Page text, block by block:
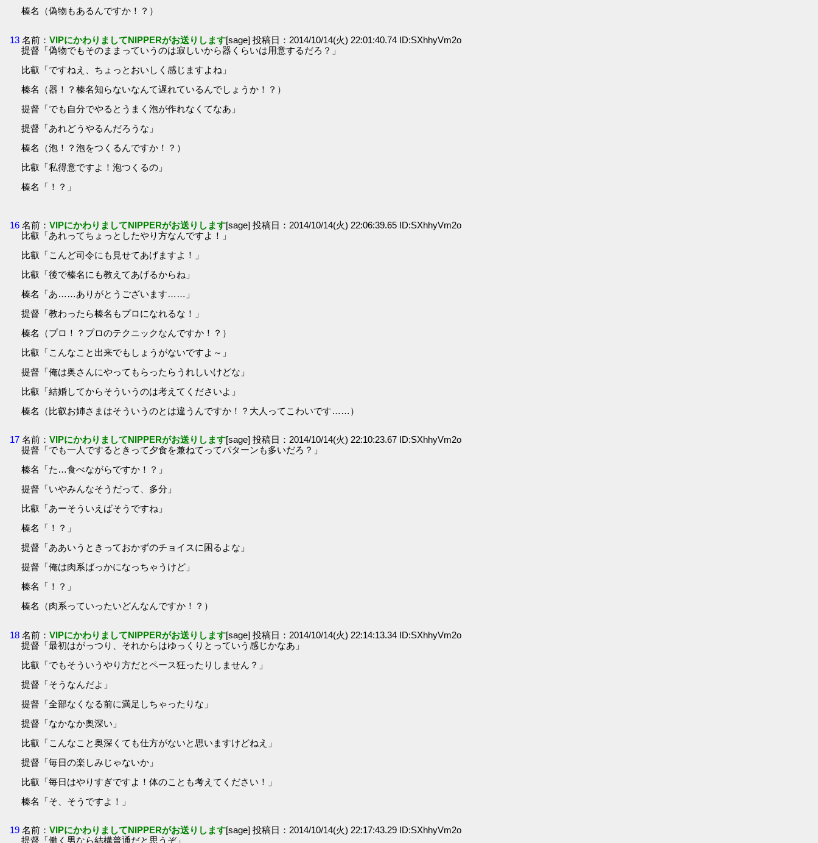
榛名（偽物もあるんですか！？）
13 名前：VIPにかわりましてNIPPERがお送りします[sage] 投稿日：2014/10/14(火) 22:01:40.74 ID:SXhhyVm2o
提督「偽物でもそのままっていうのは寂しいから器くらいは用意するだろ？」
比叡「ですねえ、ちょっとおいしく感じますよね」
榛名（器！？榛名知らないなんて遅れているんでしょうか！？）
提督「でも自分でやるとうまく泡が作れなくてなあ」
提督「あれどうやるんだろうな」
榛名（泡！？泡をつくるんですか！？）
比叡「私得意ですよ！泡つくるの」
榛名「！？」
16 名前：VIPにかわりましてNIPPERがお送りします[sage] 投稿日：2014/10/14(火) 22:06:39.65 ID:SXhhyVm2o
比叡「あれってちょっとしたやり方なんですよ！」
比叡「こんど司令にも見せてあげますよ！」
比叡「後で榛名にも教えてあげるからね」
榛名「あ……ありがとうございます……」
提督「教わったら榛名もプロになれるな！」
榛名（プロ！？プロのテクニックなんですか！？）
比叡「こんなこと出来でもしょうがないですよ～」
提督「俺は奥さんにやってもらったらうれしいけどな」
比叡「結婚してからそういうのは考えてくださいよ」
榛名（比叡お姉さまはそういうのとは違うんですか！？大人ってこわいです……）
17 名前：VIPにかわりましてNIPPERがお送りします[sage] 投稿日：2014/10/14(火) 22:10:23.67 ID:SXhhyVm2o
提督「でも一人でするときって夕食を兼ねてってパターンも多いだろ？」
榛名「た…食べながらですか！？」
提督「いやみんなそうだって、多分」
比叡「あーそういえばそうですね」
榛名「！？」
提督「ああいうときっておかずのチョイスに困るよな」
提督「俺は肉系ばっかになっちゃうけど」
榛名「！？」
榛名（肉系っていったいどんなんですか！？）
18 名前：VIPにかわりましてNIPPERがお送りします[sage] 投稿日：2014/10/14(火) 22:14:13.34 ID:SXhhyVm2o
提督「最初はがっつり、それからはゆっくりとっていう感じかなあ」
比叡「でもそういうやり方だとペース狂ったりしません？」
提督「そうなんだよ」
提督「全部なくなる前に満足しちゃったりな」
提督「なかなか奥深い」
比叡「こんなこと奥深くても仕方がないと思いますけどねえ」
提督「毎日の楽しみじゃないか」
比叡「毎日はやりすぎですよ！体のことも考えてください！」
榛名「そ、そうですよ！」
19 名前：VIPにかわりましてNIPPERがお送りします[sage] 投稿日：2014/10/14(火) 22:17:43.29 ID:SXhhyVm2o
提督「働く男なら結構普通だと思うぞ」